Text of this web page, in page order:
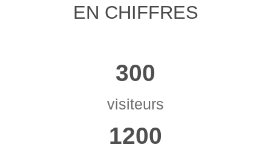
EN CHIFFRES
300
visiteurs
1200